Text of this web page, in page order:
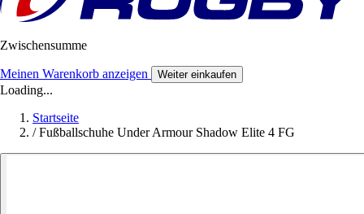
Zwischensumme
Meinen Warenkorb anzeigen Weiter einkaufen
Loading...
Startseite
/ Fußballschuhe Under Armour Shadow Elite 4 FG